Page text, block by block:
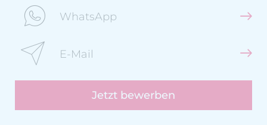
WhatsApp
E-Mail
Jetzt bewerben